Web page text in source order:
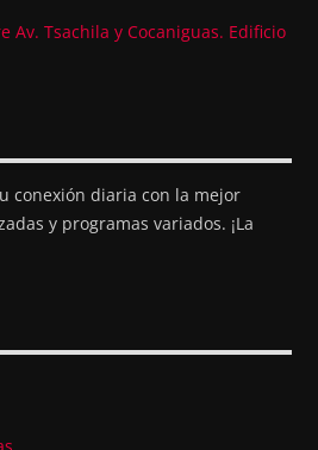
Av. Tsachila y Cocaniguas. Edificio
conexión diaria con la mejor
y programas variados. ¡La